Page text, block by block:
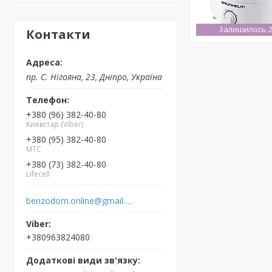
Контакти
пр. С. Нігояна, 23, Дніпро, Україна
+380 (96) 382-40-80
Киевстар (Viber)
+380 (95) 382-40-80
MTC
+380 (73) 382-40-80
Lifecell
benzodom.online@gmail.com
+380963824080
Залишилось